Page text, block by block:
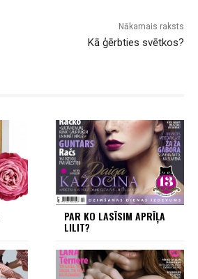
Nākamais raksts
Kā ģērbties svētkos?
PAR KO LASĪSIM APRĪĻA
LILIT?